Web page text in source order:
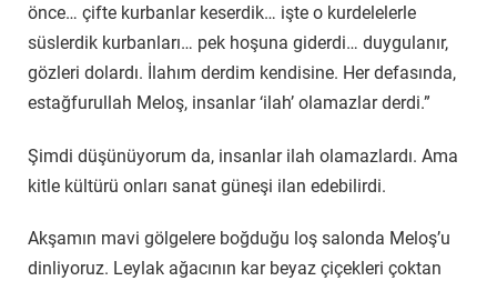
önce… çifte kurbanlar keserdik… işte o kurdelelerle
süslerdik kurbanları… pek hoşuna giderdi… duygulanır,
gözleri dolardı. İlahım derdim kendisine. Her defasında,
estağfurullah Meloş, insanlar ‘ilah’ olamazlar derdi.”
Şimdi düşünüyorum da, insanlar ilah olamazlardı. Ama
kitle kültürü onları sanat güneşi ilan edebilirdi.
Akşamın mavi gölgelere boğduğu loş salonda Meloş’u
dinliyoruz. Leylak ağacının kar beyaz çiçekleri çoktan